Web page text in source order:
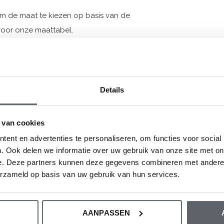
Details
cookies
en advertenties te personaliseren, om functies voor
Ook delen we informatie over uw gebruik van onze site met
Deze partners kunnen deze gegevens combineren met
op basis van uw gebruik van hun services.
AANPASSEN
de maat te kiezen op basis van de
onze maattabel.